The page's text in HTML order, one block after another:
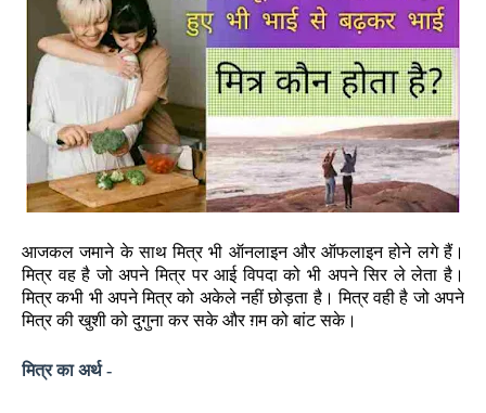
आजकल जमाने के साथ मित्र भी ऑनलाइन और ऑफलाइन होने लगे हैं।
मित्र वह है जो अपने मित्र पर आई विपदा को भी अपने सिर ले लेता है।
मित्र कभी भी अपने मित्र को अकेले नहीं छोड़ता है। मित्र वही है जो अपने
मित्र की खुशी को दुगुना कर सके और ग़म को बांट सके।
मित्र का अर्थ -